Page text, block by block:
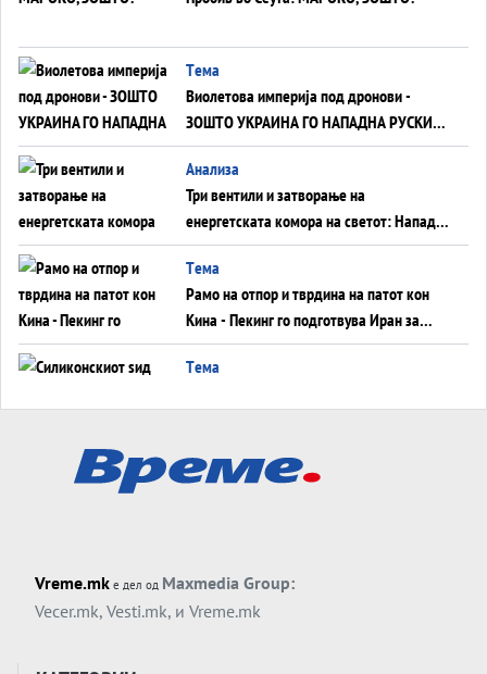
Tема
Виолетова империја под дронови -
ЗОШТО УКРАИНА ГО НАПАДНА РУСКИОТ
WILDBERRIES
Aнализа
Три вентили и затворање на
енергетската комора на светот: Нападот
во Суец најавува глобален енергетски
инфаркт?
Tема
Рамо на отпор и тврдина на патот кон
Кина - Пекинг го подготвува Иран за
американска копнена инвазија
Tема
Tема
Трамп тврди дека повторно „разговара“
ДЛАБОКО УДОЛУ: Сметководствените
трикови што го соборија ЕНРОН ги
Vreme.mk е дел од Maxmedia Group:
Vecer.mk, Vesti.mk, и Vreme.mk